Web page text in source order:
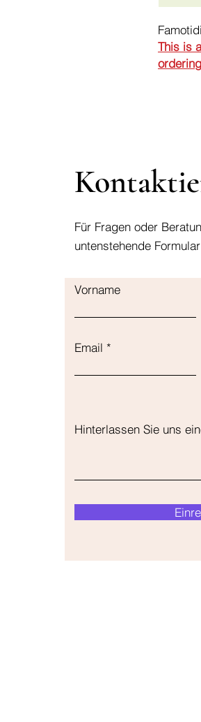
This is
ordering
Für Fragen oder
untenstehende
Vorname
Email
Hinterlassen Sie uns